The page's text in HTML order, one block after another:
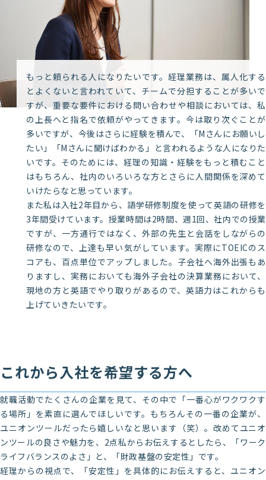
もっと頼られる人になりたいです。経理業務は、属人化する
とよくないと言われていて、チームで分担することが多いで
すが、重要な要件における問い合わせや相談においては、私
の上長へと指名で依頼がやってきます。今は取り次ぐことが
多いですが、今後はさらに経験を積んで、「Mさんにお願いし
たい」「Mさんに聞けばわかる」と言われるような人になりた
いです。そのためには、経理の知識・経験をもっと積むこと
はもちろん、社内のいろいろな方とさらに人間関係を深めて
いけたらなと思っています。
また私は入社2年目から、語学研修制度を使って英語の研修を
3年間受けています。授業時間は2時間、週1回、社内での授業
ですが、一方通行ではなく、外部の先生と会話をしながらの
研修なので、上達も早い気がしています。実際にTOEICのス
コアも、百点単位でアップしました。子会社へ海外出張もあ
りますし、実務においても海外子会社の決算業務において、
現地の方と英語でやり取りがあるので、英語力はこれからも
上げていきたいです。
これから入社を希望する方へ
就職活動でたくさんの企業を見て、その中で「一番心がワクワクす
る場所」を素直に選んでほしいです。もちろんその一番の企業が、
ユニオンツールだったら嬉しいなと思います（笑）。改めてユニオ
ンツールの良さや魅力を、2点私からお伝えするとしたら、「ワーク
ライフバランスのよさ」と、「財政基盤の安定性」です。
経理からの視点で、「安定性」を具体的にお伝えすると、ユニオン